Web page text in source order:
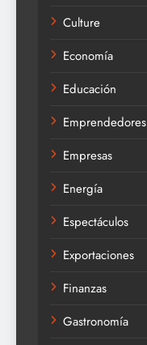
Culture
Economía
Educación
Emprendedores
Empresas
Energía
Espectáculos
Exportaciones
Finanzas
Gastronomía